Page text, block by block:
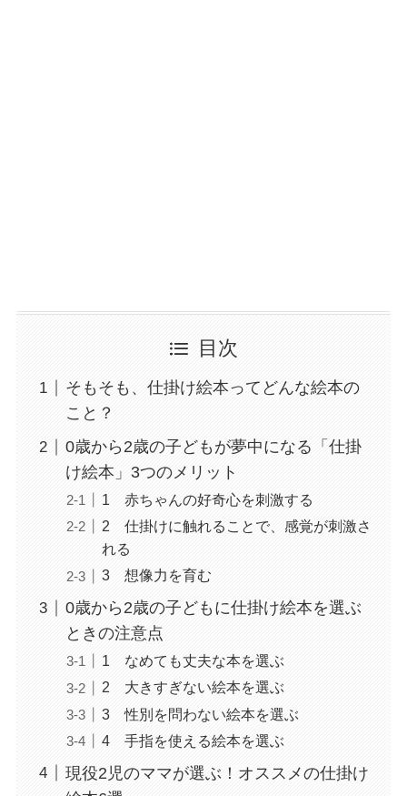
目次
そもそも、仕掛け絵本ってどんな絵本の
こと？
0歳から2歳の子どもが夢中になる「仕掛
け絵本」3つのメリット
1 赤ちゃんの好奇心を刺激する
2 仕掛けに触れることで、感覚が刺激さ
れる
3 想像力を育む
0歳から2歳の子どもに仕掛け絵本を選ぶ
ときの注意点
1 なめても丈夫な本を選ぶ
2 大きすぎない絵本を選ぶ
3 性別を問わない絵本を選ぶ
4 手指を使える絵本を選ぶ
現役2児のママが選ぶ！オススメの仕掛け